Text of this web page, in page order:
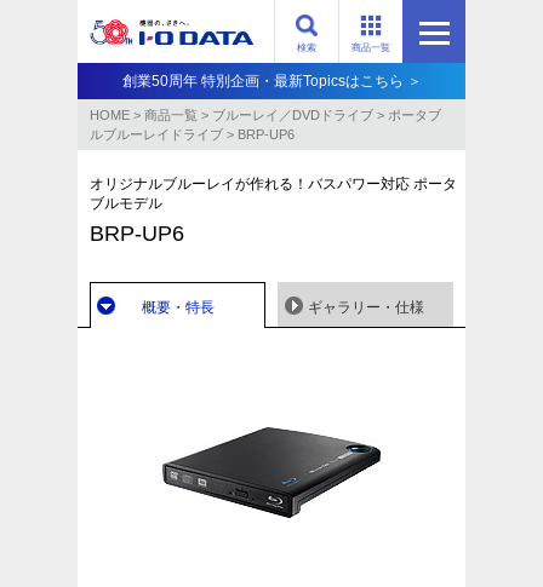
商品一覧
検索
創業50周年 特別企画・最新Topicsはこちら ＞
HOME > 商品一覧 > ブルーレイ／DVDドライブ > ポータブ
ルブルーレイドライブ > BRP-UP6
オリジナルブルーレイが作れる！バスパワー対応 ポータ
ブルモデル
BRP-UP6
概要・特長 ギャラリー・仕様